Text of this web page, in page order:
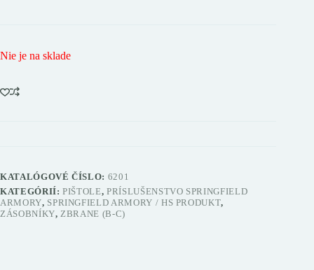
Nie je na sklade
KATALÓGOVÉ ČÍSLO: 6201
KATEGÓRIÍ:PIŠTOLE,PRÍSLUŠENSTVO SPRINGFIELD
ARMORY, SPRINGFIELD ARMORY / HS PRODUKT,
ZÁSOBNÍKY,ZBRANE (B-C)